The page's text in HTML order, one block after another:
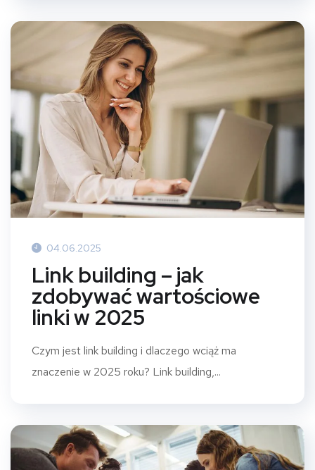
04.06.2025
Link building – jak
zdobywać wartościowe
linki w 2025
Czym jest link building i dlaczego wciąż ma
znaczenie w 2025 roku? Link building,...